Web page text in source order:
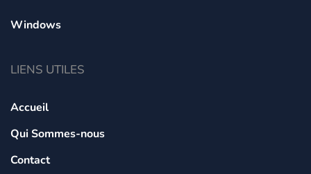
Windows
LIENS UTILES
Accueil
Qui Sommes-nous
Contact